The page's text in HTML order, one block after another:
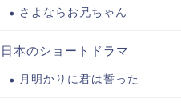
さよならお兄ちゃん
日本のショートドラマ
月明かりに君は誓った